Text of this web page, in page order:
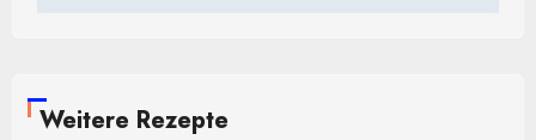
Weitere Rezepte